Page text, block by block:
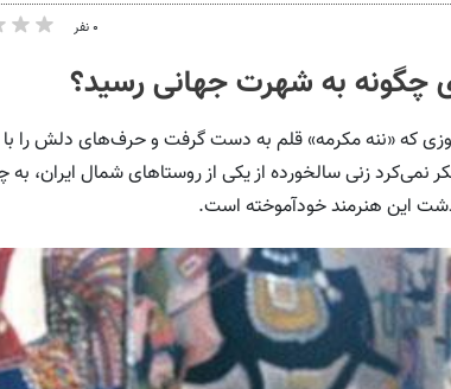
۰ نفر
چگونه به شهرت جهانی رسید؟
که «ننه مکرمه» قلم به‌ دست گرفت و حرف‌های دلش را با
نمی‌کرد زنی سالخورده از یکی از روستاهای شمال ایران،
این هنرمند خودآموخته است.
خود